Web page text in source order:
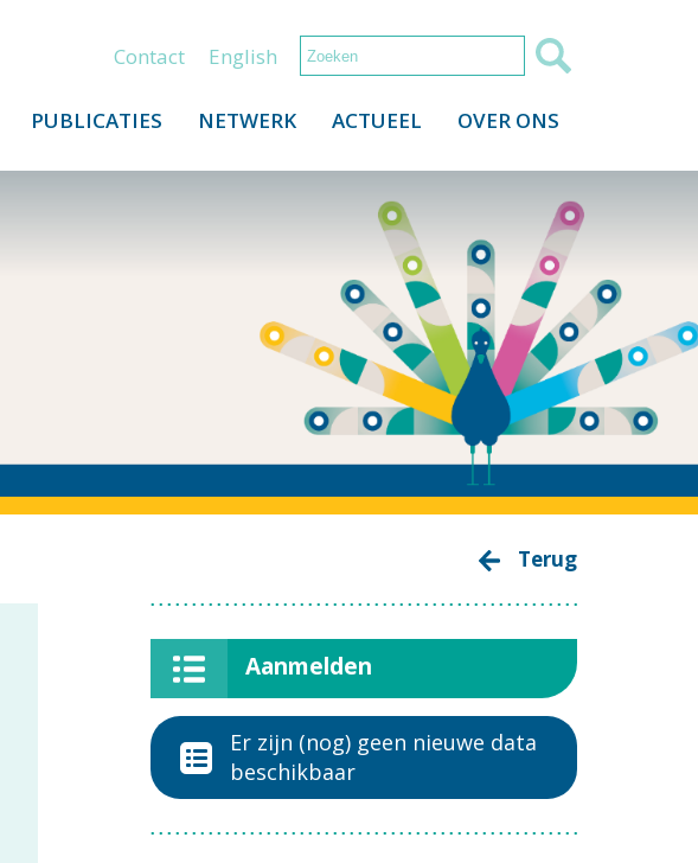
Contact English
PUBLICATIES NETWERK ACTUEEL OVER ONS
Terug
Aanmelden
Er zijn (nog) geen nieuwe data
beschikbaar